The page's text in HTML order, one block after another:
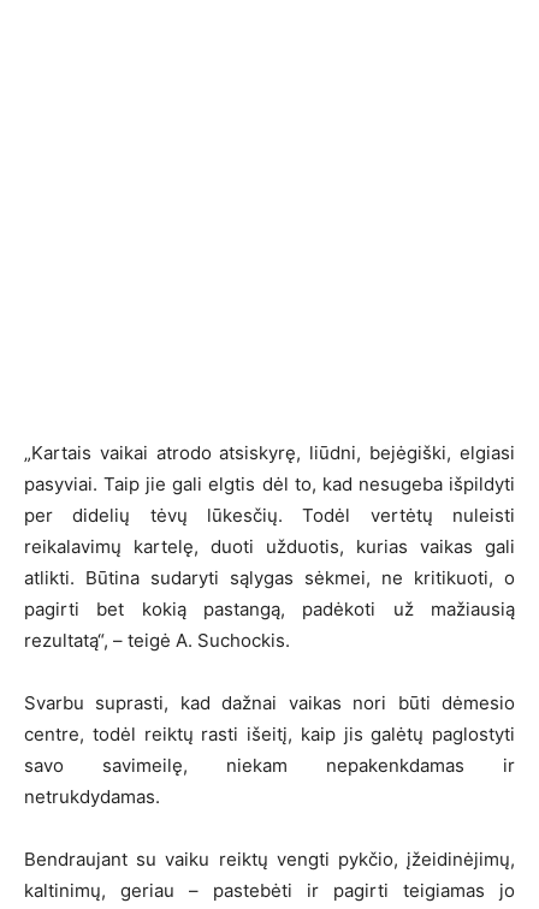
„Kartais vaikai atrodo atsiskyrę, liūdni, bejėgiški, elgiasi
pasyviai. Taip jie gali elgtis dėl to, kad nesugeba išpildyti
per didelių tėvų lūkesčių. Todėl vertėtų nuleisti
reikalavimų kartelę, duoti užduotis, kurias vaikas gali
atlikti. Būtina sudaryti sąlygas sėkmei, ne kritikuoti, o
pagirti bet kokią pastangą, padėkoti už mažiausią
rezultatą“, – teigė A. Suchockis.
Svarbu suprasti, kad dažnai vaikas nori būti dėmesio
centre, todėl reiktų rasti išeitį, kaip jis galėtų paglostyti
savo savimeilę, niekam nepakenkdamas ir
netrukdydamas.
Bendraujant su vaiku reiktų vengti pykčio, įžeidinėjimų,
kaltinimų, geriau – pastebėti ir pagirti teigiamas jo